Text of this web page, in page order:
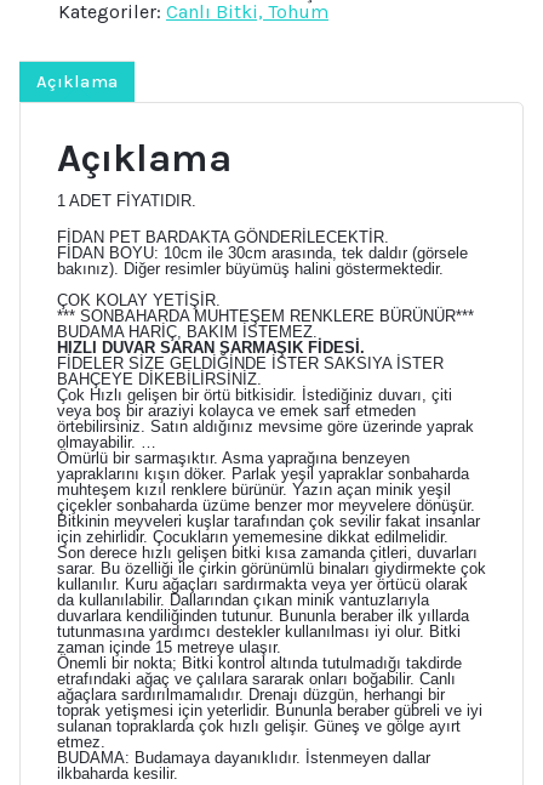
Duvar
Kırmızıya
Döner,
Pet
adet
Kategoriler: Canlı Bitki, Tohum
Açıklama
Açıklama
1 ADET FİYATIDIR.
FİDAN PET BARDAKTA GÖNDERİLECEKTİR.
FİDAN BOYU: 10cm ile 30cm arasında, tek daldır (görsele
bakınız). Diğer resimler büyümüş halini göstermektedir.
ÇOK KOLAY YETİŞİR.
*** SONBAHARDA MUHTEŞEM RENKLERE BÜRÜNÜR***
BUDAMA HARİÇ, BAKIM İSTEMEZ.
HIZLI DUVAR SARAN SARMAŞIK FİDESİ.
FİDELER SİZE GELDİĞİNDE İSTER SAKSIYA İSTER
BAHÇEYE DİKEBİLİRSİNİZ.
Çok Hızlı gelişen bir örtü bitkisidir. İstediğiniz duvarı, çiti
veya boş bir araziyi kolayca ve emek sarf etmeden
örtebilirsiniz. Satın aldığınız mevsime göre üzerinde yaprak
olmayabilir. …
Ömürlü bir sarmaşıktır. Asma yaprağına benzeyen
yapraklarını kışın döker. Parlak yeşil yapraklar sonbaharda
muhteşem kızıl renklere bürünür. Yazın açan minik yeşil
çiçekler sonbaharda üzüme benzer mor meyvelere dönüşür.
Bitkinin meyveleri kuşlar tarafından çok sevilir fakat insanlar
için zehirlidir. Çocukların yememesine dikkat edilmelidir.
Son derece hızlı gelişen bitki kısa zamanda çitleri, duvarları
sarar. Bu özelliği ile çirkin görünümlü binaları giydirmekte çok
kullanılır. Kuru ağaçları sardırmakta veya yer örtücü olarak
da kullanılabilir. Dallarından çıkan minik vantuzlarıyla
duvarlara kendiliğinden tutunur. Bununla beraber ilk yıllarda
tutunmasına yardımcı destekler kullanılması iyi olur. Bitki
zaman içinde 15 metreye ulaşır.
Önemli bir nokta; Bitki kontrol altında tutulmadığı takdirde
etrafındaki ağaç ve çalılara sararak onları boğabilir. Canlı
ağaçlara sardırılmamalıdır. Drenajı düzgün, herhangi bir
toprak yetişmesi için yeterlidir. Bununla beraber gübreli ve iyi
sulanan topraklarda çok hızlı gelişir. Güneş ve gölge ayırt
etmez.
BUDAMA: Budamaya dayanıklıdır. İstenmeyen dallar
ilkbaharda kesilir.